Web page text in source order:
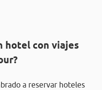
hotel con viajes
a reservar hoteles